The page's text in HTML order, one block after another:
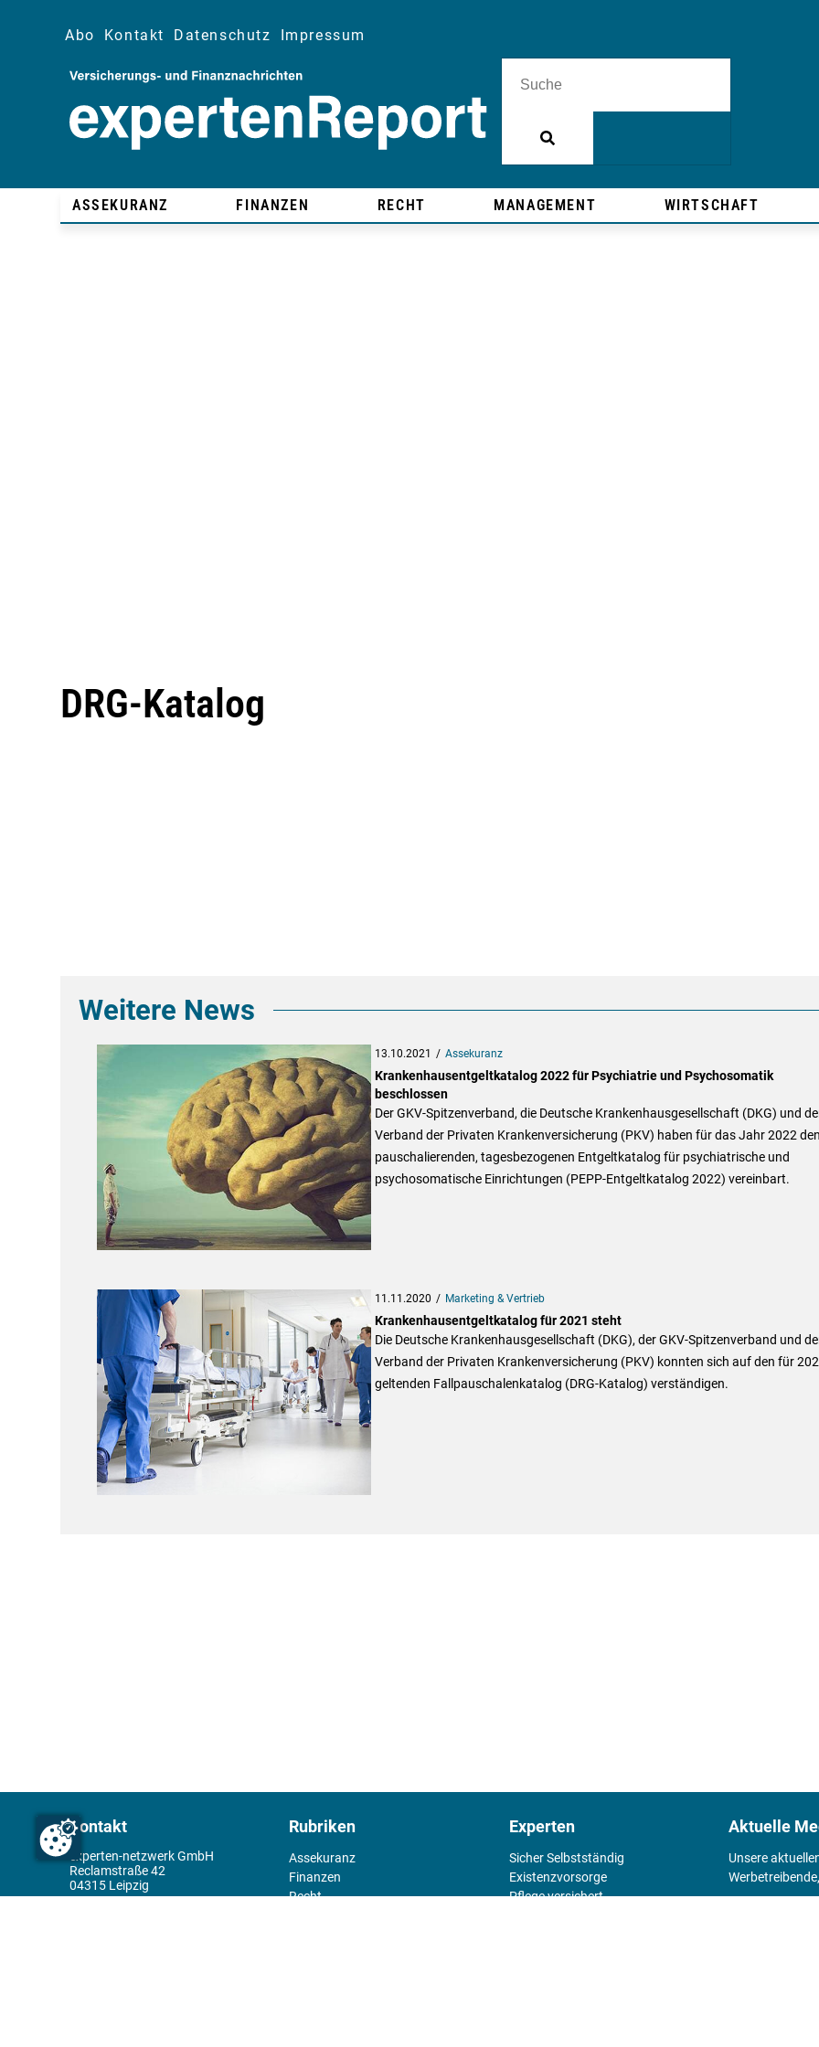
Abo Kontakt Datenschutz Impressum
ASSEKURANZ FINANZEN RECHT MANAGEMENT WIRTSCHAFT
DRG-Katalog
Weitere News
13.10.2021 Assekuranz
Krankenhausentgeltkatalog 2022 für Psychiatrie und Psychosomatik
beschlossen
Der GKV-Spitzenverband, die Deutsche Krankenhausgesellschaft (DKG) und
Verband der Privaten Krankenversicherung (PKV) haben für das Jahr 2022
pauschalierenden, tagesbezogenen Entgeltkatalog für psychiatrische und
psychosomatische Einrichtungen (PEPP-Entgeltkatalog 2022) vereinbart.
11.11.2020 Marketing & Vertrieb
Krankenhausentgeltkatalog für 2021 steht
Die Deutsche Krankenhausgesellschaft (DKG), der GKV-Spitzenverband und
Verband der Privaten Krankenversicherung (PKV) konnten sich auf den für
geltenden Fallpauschalenkatalog (DRG-Katalog) verständigen.
Kontakt
experten-netzwerk GmbH
Reclamstraße 42
04315 Leipzig
Rubriken
Assekuranz
Finanzen
Recht
Experten
Sicher Selbstständig
Existenz­vorsorge
Pflege versichert
Aktuelle
Unsere